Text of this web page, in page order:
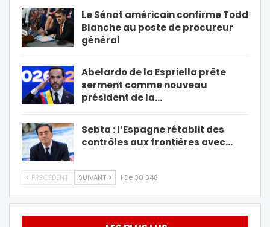
Le Sénat américain confirme Todd
Blanche au poste de procureur
général
Abelardo de la Espriella prête
serment comme nouveau
président de la…
Sebta : l’Espagne rétablit des
contrôles aux frontières avec…
PRÉCÉDENT SUIVANT 1 De 30 848